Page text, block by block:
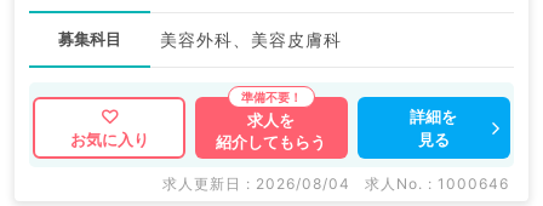
募集科目 美容外科、美容皮膚科
お気に入り
求人を
紹介してもらう
詳細を
見る
求人更新日 : 2026/08/04 求人No. : 1000646